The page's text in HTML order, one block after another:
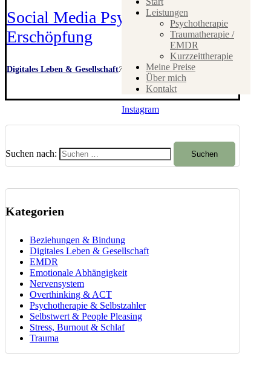
Leistungen
Psychotherapie
Traumatherapie /
EMDR
Kurzzeittherapie
Meine Preise
Über mich
Kontakt
Instagram
Social Media Psyche: Die soziale
Erschöpfung
Digitales Leben & Gesellschaft7. Juni 2026
Suchen nach:
Kategorien
Beziehungen & Bindung
Digitales Leben & Gesellschaft
EMDR
Emotionale Abhängigkeit
Nervensystem
Overthinking & ACT
Psychotherapie & Selbstzahler
Selbstwert & People Pleasing
Stress, Burnout & Schlaf
Trauma